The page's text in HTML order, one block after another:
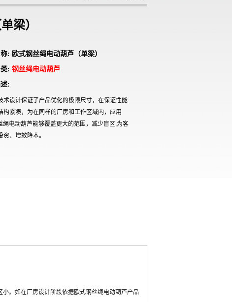
梁）
: 欧式钢丝绳电动葫芦（单梁）
: 钢丝绳电动葫芦
:
术设计保证了产品优化的极限尺寸，在保证性能
构紧凑，为在同样的厂房和工作区域内，应用
绳电动葫芦能够覆盖更大的范围，减少盲区,为客
资、增效降本。
。如在厂房设计阶段依据欧式钢丝绳电动葫芦产品